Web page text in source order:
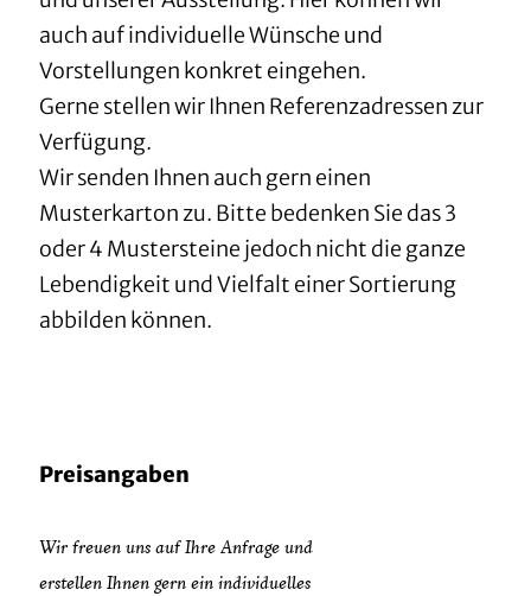
auch auf individuelle Wünsche und
Vorstellungen konkret eingehen.
Gerne stellen wir Ihnen Referenzadressen zur
Verfügung.
Wir senden Ihnen auch gern einen
Musterkarton zu. Bitte bedenken Sie das 3
oder 4 Mustersteine jedoch nicht die ganze
Lebendigkeit und Vielfalt einer Sortierung
abbilden können.
Preisangaben
Wir freuen uns auf Ihre Anfrage und
erstellen Ihnen gern ein individuelles